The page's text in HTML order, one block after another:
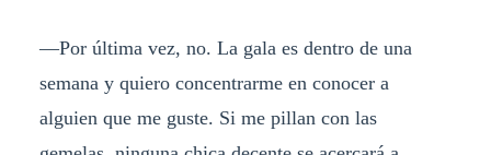
—Por última vez, no. La gala es dentro de una
semana y quiero concentrarme en conocer a
alguien que me guste. Si me pillan con las